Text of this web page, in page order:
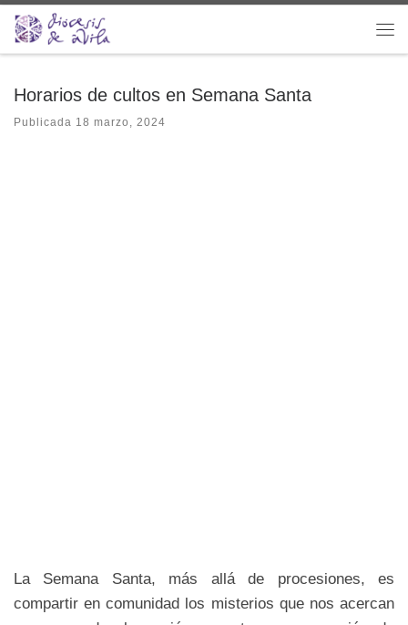
Saltar al contenido
Horarios de cultos en Semana Santa
Publicada 18 marzo, 2024
La Semana Santa, más allá de procesiones, es
compartir en comunidad los misterios que nos acercan